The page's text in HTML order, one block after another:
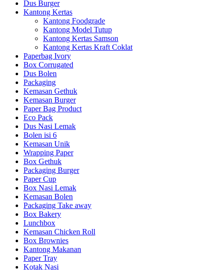
Dus Burger
Kantong Kertas
Kantong Foodgrade
Kantong Model Tutup
Kantong Kertas Samson
Kantong Kertas Kraft Coklat
Paperbag Ivory
Box Corrugated
Dus Bolen
Packaging
Kemasan Gethuk
Kemasan Burger
Paper Bag Product
Eco Pack
Dus Nasi Lemak
Bolen isi 6
Kemasan Unik
Wrapping Paper
Box Gethuk
Packaging Burger
Paper Cup
Box Nasi Lemak
Kemasan Bolen
Packaging Take away
Box Bakery
Lunchbox
Kemasan Chicken Roll
Box Brownies
Kantong Makanan
Paper Tray
Kotak Nasi